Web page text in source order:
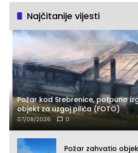
Najčitanije vijesti
Požar kod Srebrenice, potpuno
objekt za uzgoj pilića (FOTO)
07/08/2026 0
Požar zahvatio